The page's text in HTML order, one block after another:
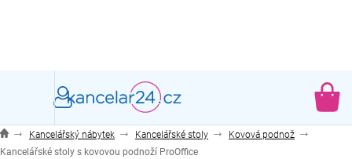
Kancelářský nábytek Kancelářské stoly
Kovová podnož
Kancelářské stoly s kovovou podnoží ProOffice